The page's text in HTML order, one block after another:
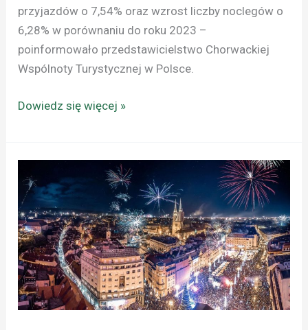
przyjazdów o 7,54% oraz wzrost liczby noclegów o
6,28% w porównaniu do roku 2023 –
poinformowało przedstawicielstwo Chorwackiej
Wspólnoty Turystycznej w Polsce.
Dowiedz się więcej »
SYLWESTROWA
NOC
JUŻ
WKRÓTCE